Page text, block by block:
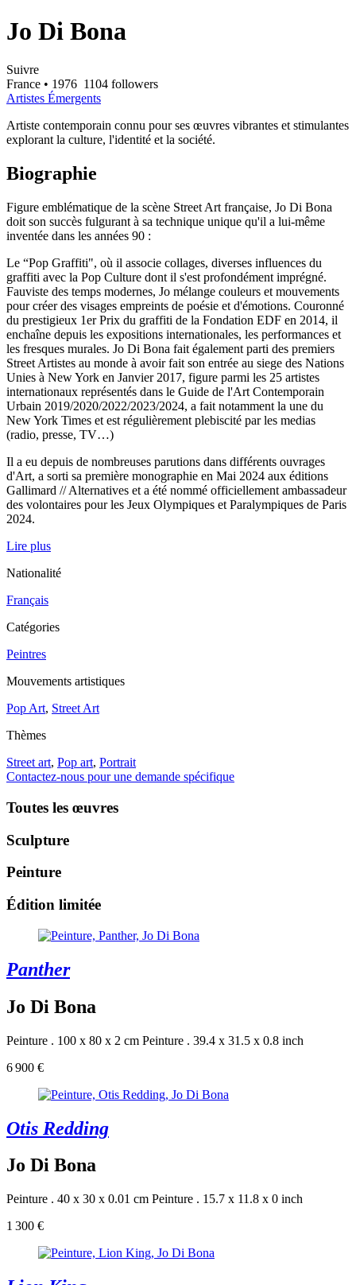
Jo Di Bona
Suivre
France • 1976 1104 followers
Artistes Émergents
Artiste contemporain connu pour ses œuvres vibrantes et stimulantes
explorant la culture, l'identité et la société.
Biographie
Figure emblématique de la scène Street Art française, Jo Di Bona
doit son succès fulgurant à sa technique unique qu'il a lui-même
inventée dans les années 90 :
Le “Pop Graffiti", où il associe collages, diverses influences du
graffiti avec la Pop Culture dont il s'est profondément imprégné.
Fauviste des temps modernes, Jo mélange couleurs et mouvements
pour créer des visages empreints de poésie et d'émotions. Couronné
du prestigieux 1er Prix du graffiti de la Fondation EDF en 2014, il
enchaîne depuis les expositions internationales, les performances et
les fresques murales. Jo Di Bona fait également parti des premiers
Street Artistes au monde à avoir fait son entrée au siege des Nations
Unies à New York en Janvier 2017, figure parmi les 25 artistes
internationaux représentés dans le Guide de l'Art Contemporain
Urbain 2019/2020/2022/2023/2024, a fait notamment la une du
New York Times et est régulièrement plebiscité par les medias
(radio, presse, TV…)
Il a eu depuis de nombreuses parutions dans différents ouvrages
d'Art, a sorti sa première monographie en Mai 2024 aux éditions
Gallimard // Alternatives et a été nommé officiellement ambassadeur
des volontaires pour les Jeux Olympiques et Paralympiques de Paris
2024.
Lire plus
Nationalité
Français
Catégories
Peintres
Mouvements artistiques
Pop Art, Street Art
Thèmes
Street art, Pop art, Portrait
Contactez-nous pour une demande spécifique
Toutes les œuvres
Sculpture
Peinture
Édition limitée
Panther
Jo Di Bona
Peinture . 100 x 80 x 2 cm Peinture . 39.4 x 31.5 x 0.8 inch
6 900 €
Otis Redding
Jo Di Bona
Peinture . 40 x 30 x 0.01 cm Peinture . 15.7 x 11.8 x 0 inch
1 300 €